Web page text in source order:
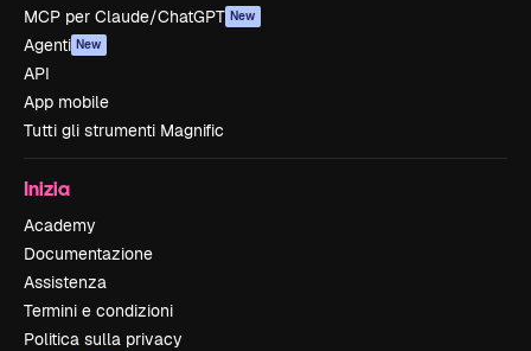
MCP per Claude/ChatGPT New
Agenti New
API
App mobile
Tutti gli strumenti Magnific
Inizia
Academy
Documentazione
Assistenza
Termini e condizioni
Politica sulla privacy